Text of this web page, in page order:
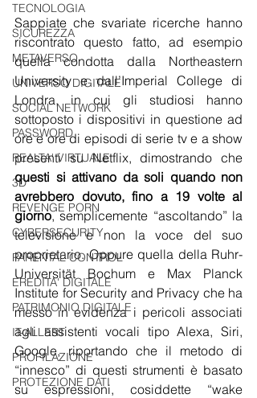
TECNOLOGIA
SICUREZZA
METAVERSO
UNIVERSO DIGITALE
SOCIAL NETWORK
PASSWORD
REALTA' VIRTUALE
3D
REVENGE PORN
CYBERSECURITY
PARENTAL CONTROL
EREDITA' DIGITALE
PATRIMONIO DIGITALE
IT-ALLERT
PROFILAZIONE
PROTEZIONE DATI
Sappiate che svariate ricerche hanno
riscontrato questo fatto, ad esempio
quella condotta dalla Northeastern
University e dall’Imperial College di
Londra, in cui gli studiosi hanno
sottoposto i dispositivi in questione ad
ore e ore di episodi di serie tv e a show
questi si attivano da soli quando non
avrebbero dovuto, fino a 19 volte al
giorno, semplicemente “ascoltando” la
televisione e non la voce del suo
proprietario. Oppure quella della Ruhr-
Universität Bochum e Max Planck
Institute for Security and Privacy che ha
messo in evidenza i pericoli associati
agli assistenti vocali tipo Alexa, Siri,
Google, riportando che il metodo di
“innesco” di questi strumenti è basato
su espressioni, cosiddette “wake